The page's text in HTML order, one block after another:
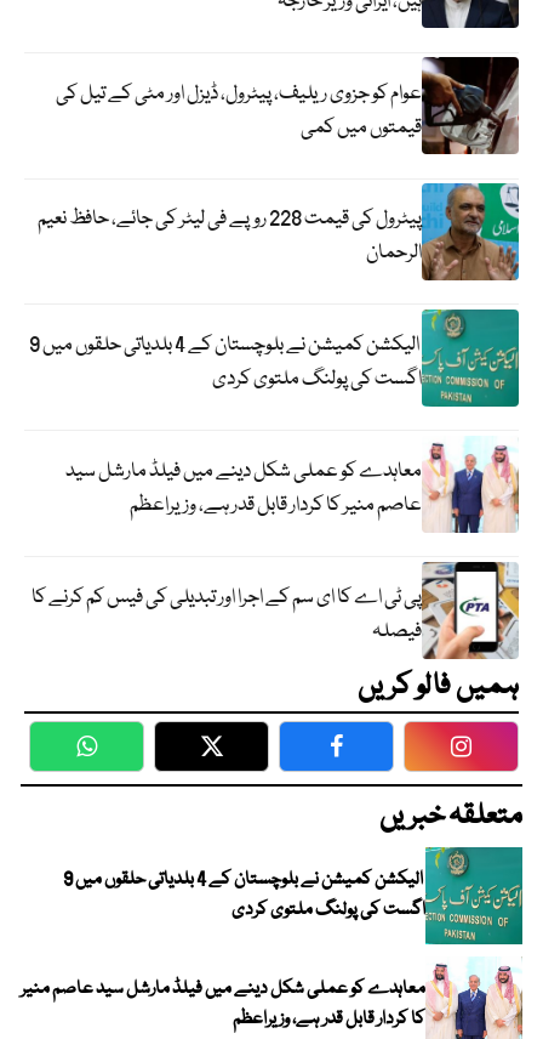
عوام کو جزوی ریلیف، پیٹرول، ڈیزل اور مٹی کے تیل کی
قیمتوں میں کمی
پیٹرول کی قیمت 228 روپے فی لیٹر کی جائے، حافظ نعیم
الرحمان
الیکشن کمیشن نے بلوچستان کے 4 بلدیاتی حلقوں میں 9
اگست کی پولنگ ملتوی کردی
معاہدے کو عملی شکل دینے میں فیلڈ مارشل سید
عاصم منیر کا کردار قابل قدر ہے، وزیراعظم
پی ٹی اے کا ای سم کے اجرا اور تبدیلی کی فیس کم کرنے کا
فیصلہ
ہمیں فالو کریں
WhatsApp Twitter Facebook
متعلقہ خبریں
الیکشن کمیشن نے بلوچستان کے 4 بلدیاتی حلقوں میں 9
اگست کی پولنگ ملتوی کردی
معاہدے کو عملی شکل دینے میں فیلڈ مارشل سید عاصم منیر
کا کردار قابل قدر ہے، وزیراعظم